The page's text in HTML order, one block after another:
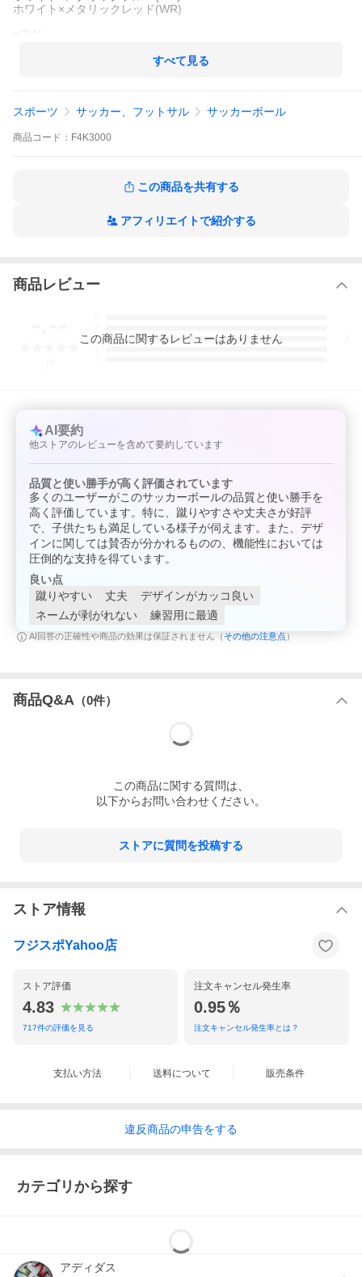
ホワイト×メタリックレッド(WR)
■サイズ
モルテン独自の縫製技術や、空気保持率の高いチューブを採用す
長年部活で使用され、指導者のアドバイスのもとに作り上げたペ
【第6世代ペレーダについて】
きました。6代目となる新しい『ペレーダ』ではキャッチコピーを
『サッカーに一心』とし、プレーヤーだけでなく監督・コーチ、
すべて見る
スポーツ サッカー、フットサル サッカーボール
商品 コード： F4K3000
この商品を共有する
アフィリエイトで紹介する
商品レビュー
3
この商品に関するレビューはありません
AI要約
他ストアのレビューを含めて要約しています
品質と使い勝手が高く評価されています
多くのユーザーがこのサッカーボールの品質と使い勝手を
高く評価しています。特に、蹴りやすさや丈夫さが好評
で、子供たちも満足している様子が伺えます。また、デザ
インに関しては賛否が分かれるものの、機能性においては
圧倒的な支持を得ています。
良い点
蹴りやすい
丈夫
デザインがカッコ良い
ネームが剥がれない
練習用に最適
AI回答の正確性や商品の効果は保証されません（ その他の注意点 ）
商品Q&A （0件）
この商品に関する質問は、
以下からお問い合わせください。
ストアに質問を投稿する
ストア情報
フジスポYahoo店
ストア評価
4.83
717件の評価を見る
注文キャンセル発生率
0.95％
注文キャンセル発生率とは？
支払い方法 送料について 販売条件
違反商品の申告をする
カテゴリから探す
アディダス